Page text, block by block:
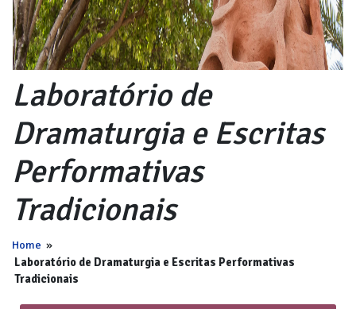
Laboratório de
Dramaturgia e Escritas
Performativas
Tradicionais
Home »
Laboratório de Dramaturgia e Escritas Performativas
Tradicionais